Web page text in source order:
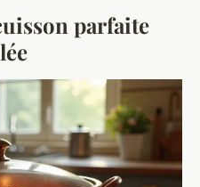
parfaite